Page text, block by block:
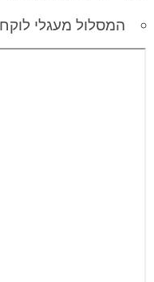
המסלול מעגלי